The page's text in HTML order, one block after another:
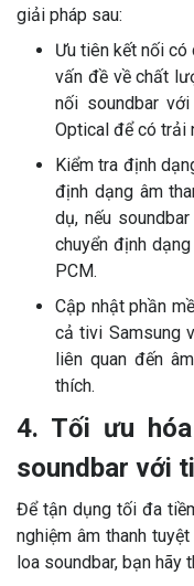
giải pháp sau:
Ưu tiên kết nối có
vấn đề về chất
nối soundbar
Optical để có trải
Kiểm tra định
định dạng âm
dụ, nếu
chuyển định
PCM.
Cập nhật phần
cả tivi Samsung
liên quan đến
thích.
4. Tối ưu
soundbar với
Để tận dụng tối đa
nghiệm âm thanh
loa soundbar, bạn hãy